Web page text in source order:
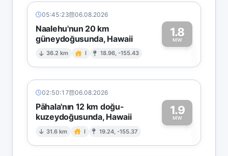
05:45:23 06.08.2026
Naalehu'nun 20 km
güneydoğusunda, Hawaii
36.2 km I 18.96, -155.43
1.8
MW1
02:50:17 06.08.2026
Pāhala'nın 12 km doğu-
kuzeydoğusunda, Hawaii
31.6 km I 19.24, -155.37
1.9
MW1